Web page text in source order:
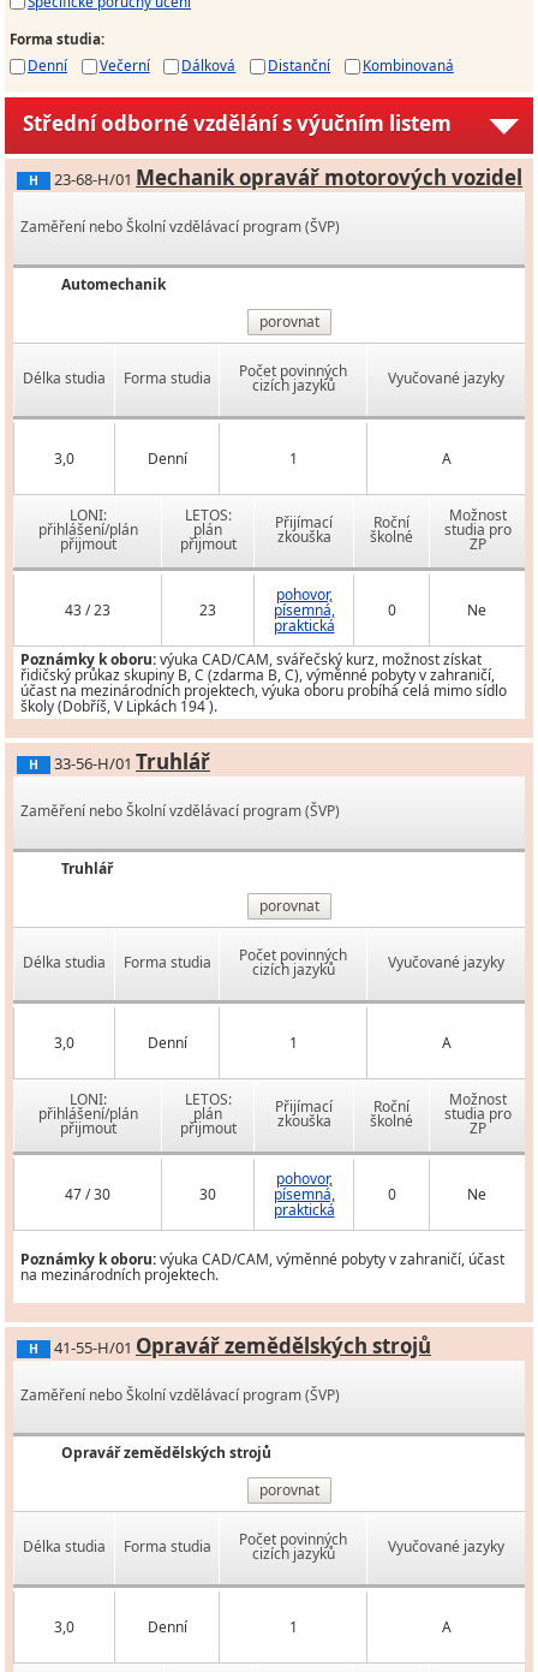
Forma studia:
Denní
Večerní Dálková Distanční Kombinovaná
Střední odborné vzdělání s výučním listem
H 23-68-H/01 Mechanik opravář motorových vozidel
Zaměření nebo Školní vzdělávací program (ŠVP)
Automechanik
porovnat
Délka studia Forma studia Počet povinných
cizích jazyků Vyučované jazyky
3,0 Denní 1 A
LONI:
přihlášení/plán
přijmout
LETOS:
plán
přijmout
Přijímací
zkouška
Roční
školné
Možnost
studia pro
ZP
43 / 23 23
pohovor,
písemná,
praktická
0 Ne
Poznámky k oboru:výuka CAD/CAM, svářečský kurz, možnost získat
řidičský průkaz skupiny B, C (zdarma B, C), výměnné pobyty v zahraničí,
účast na mezinárodních projektech, výuka oboru probíhá celá mimo sídlo
školy (Dobříš, V Lipkách 194 ).
H 33-56-H/01 Truhlář
Zaměření nebo Školní vzdělávací program (ŠVP)
Truhlář
porovnat
Délka studia Forma studia Počet povinných
cizích jazyků Vyučované jazyky
3,0 Denní 1 A
LONI:
přihlášení/plán
přijmout
LETOS:
plán
přijmout
Přijímací
zkouška
Roční
školné
Možnost
studia pro
ZP
47 / 30 30
pohovor,
písemná,
praktická
0 Ne
Poznámky k oboru:výuka CAD/CAM, výměnné pobyty v zahraničí, účast
na mezinárodních projektech.
H 41-55-H/01 Opravář zemědělských strojů
Zaměření nebo Školní vzdělávací program (ŠVP)
Opravář zemědělských strojů
porovnat
Délka studia Forma studia Počet povinných
cizích jazyků Vyučované jazyky
3,0 Denní 1 A